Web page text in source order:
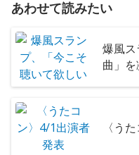
あわせて読みたい
爆風
曲」
〈う